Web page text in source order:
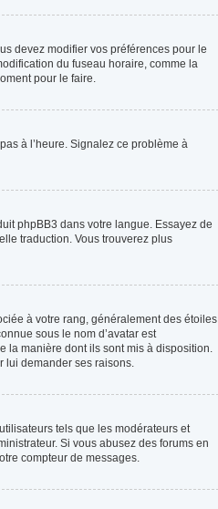
devez modifier vos préférences pour le
du fuseau horaire, comme la
pour le faire.
à l’heure. Signalez ce problème à
phpBB3 dans votre langue. Essayez de
traduction. Vous trouverez plus
à votre rang, généralement des étoiles
sous le nom d’avatar est
la manière dont ils sont mis à disposition.
lui demander ses raisons.
tels que les modérateurs et
Si vous abusez des forums en
compteur de messages.